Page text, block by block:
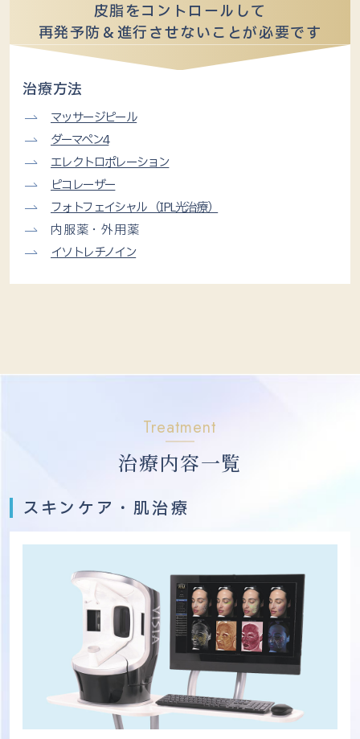
皮脂をコントロールして
再発予防＆進行させないことが必要です
治療方法
マッサージピール
ダーマペン4
エレクトロポレーション
ピコレーザー
フォトフェイシャル （IPL光治療）
内服薬・外用薬
イソトレチノイン
Treatment
治療内容一覧
スキンケア・肌治療